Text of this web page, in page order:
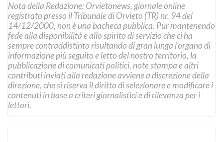
Nota della Redazione: Orvietonews, giornale online
registrato presso il Tribunale di Orvieto (TR) nr. 94 del
14/12/2000, non è una bacheca pubblica. Pur mantenendo
fede alla disponibilità e allo spirito di servizio che ci ha
sempre contraddistinto risultando di gran lunga l’organo di
informazione più seguito e letto del nostro territorio, la
pubblicazione di comunicati politici, note stampa e altri
contributi inviati alla redazione avviene a discrezione della
direzione, che si riserva il diritto di selezionare e modificare i
contenuti in base a criteri giornalistici e di rilevanza per i
lettori.